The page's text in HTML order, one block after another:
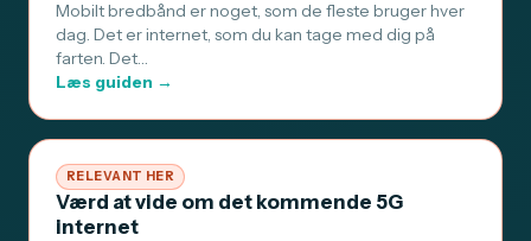
Mobilt bredbånd er noget, som de fleste bruger hver
dag. Det er internet, som du kan tage med dig på
farten. Det…
Læs guiden →
RELEVANT HER
Værd at vide om det kommende 5G
internet